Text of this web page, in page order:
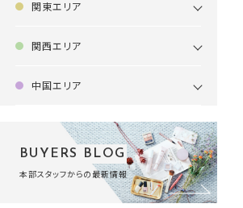
関東エリア
関西エリア
中国エリア
BUYERS BLOG
本部スタッフからの最新情報